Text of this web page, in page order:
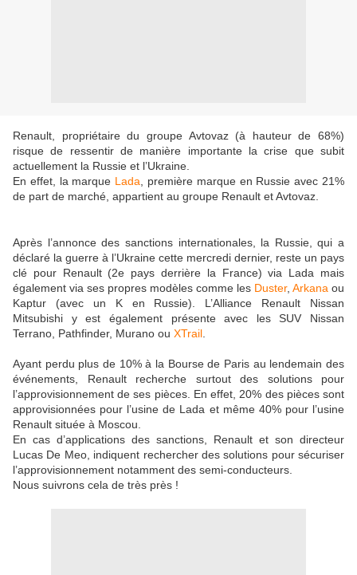
Renault, propriétaire du groupe Avtovaz (à hauteur de 68%)
risque de ressentir de manière importante la crise que subit
actuellement la Russie et l’Ukraine.
En effet, la marque Lada , première marque en Russie avec 21%
de part de marché, appartient au groupe Renault et Avtovaz.
Après l’annonce des sanctions internationales, la Russie, qui a
déclaré la guerre à l’Ukraine cette mercredi dernier, reste un pays
clé pour Renault (2e pays derrière la France) via Lada mais
également via ses propres modèles comme les Duster, Arkana ou
Kaptur (avec un K en Russie). L’Alliance Renault Nissan
Mitsubishi y est également présente avec les SUV Nissan
Terrano, Pathfinder, Murano ou XTrail
Ayant perdu plus de 10% à la Bourse de Paris au lendemain des
événements, Renault recherche surtout des solutions pour
l’approvisionnement de ses pièces. En effet, 20% des pièces sont
approvisionnées pour l’usine de Lada et même 40% pour l’usine
Renault située à Moscou.
En cas d’applications des sanctions, Renault et son directeur
Lucas De Meo, indiquent rechercher des solutions pour sécuriser
l’approvisionnement notamment des semi-conducteurs.
Nous suivrons cela de très près !